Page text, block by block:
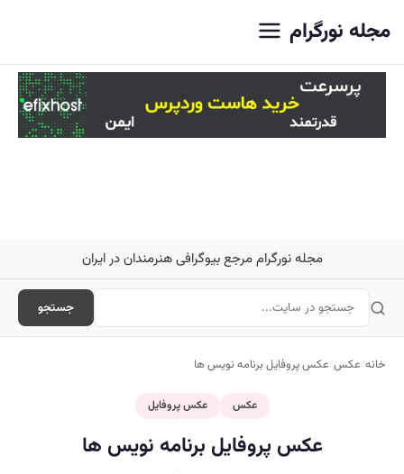
مجله نورگرام
مجله نورگرام مرجع بیوگرافی هنرمندان در ایران
جستجو
خانه/عکس/عکس پروفایل برنامه نویس ها
عکس عکس پروفایل
عکس پروفایل برنامه نویس ها